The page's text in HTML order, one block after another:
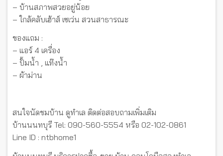
– บ้านสภาพสวยอยู่น้อย
– ใกล้คลับเฮ้าส์ เซเว่น สวนสาธารณะ
ของแถม :
– แอร์ 4 เครื่อง
– ปั้มน้ำ , แท๊งน้ำ
– ผ้าม่าน
สนใจนัดชมบ้าน ดูทำเล ติดต่อสอบถามเพิ่มเติม
บ้านนนทบุรี Tel: 090-560-5554 หรือ 02-102-0861
Line ID : ntbhome1